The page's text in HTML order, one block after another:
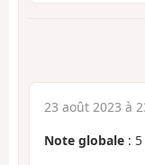
23 août 2023 à
Note globale : 5